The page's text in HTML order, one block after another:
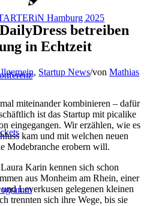
Hamburg 2025
betreiben
in Echtzeit
, Startup News/vonMathias
miteinander kombinieren – dafür
ist das Startup mit picalike
eingegangen. Wir erzählen, wie es
kam und mit welchen neuen
Modebranche erobern will.
Karin kennen sich schon
aus Monheim am Rhein, einer
Leverkusen gelegenen kleinen
trennten sich ihre Wege, bis sie